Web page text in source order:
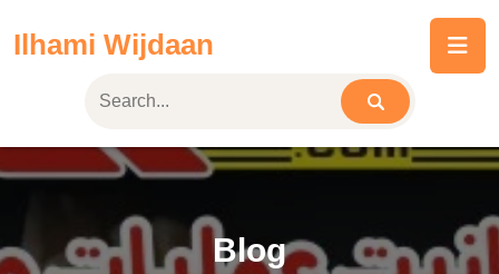
Ilhami Wijdaan
Blog